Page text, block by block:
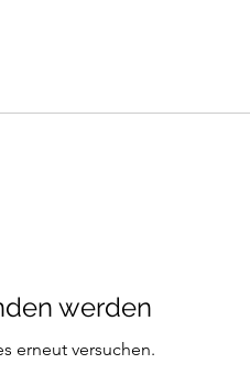
werden
erneut versuchen.